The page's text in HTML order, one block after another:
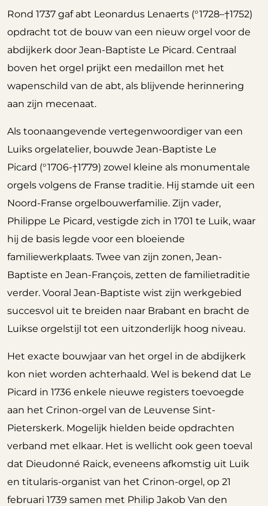
Rond 1737 gaf abt Leonardus Lenaerts (°1728–†1752)
opdracht tot de bouw van een nieuw orgel voor de
abdijkerk door Jean-Baptiste Le Picard. Centraal
boven het orgel prijkt een medaillon met het
wapenschild van de abt, als blijvende herinnering
aan zijn mecenaat.
Als toonaangevende vertegenwoordiger van een
Luiks orgelatelier, bouwde Jean-Baptiste Le
Picard (°1706-†1779) zowel kleine als monumentale
orgels volgens de Franse traditie. Hij stamde uit een
Noord-Franse orgelbouwerfamilie. Zijn vader,
Philippe Le Picard, vestigde zich in 1701 te Luik, waar
hij de basis legde voor een bloeiende
familiewerkplaats. Twee van zijn zonen, Jean-
Baptiste en Jean-François, zetten de familietraditie
verder. Vooral Jean-Baptiste wist zijn werkgebied
succesvol uit te breiden naar Brabant en bracht de
Luikse orgelstijl tot een uitzonderlijk hoog niveau.
Het exacte bouwjaar van het orgel in de abdijkerk
kon niet worden achterhaald. Wel is bekend dat Le
Picard in 1736 enkele nieuwe registers toevoegde
aan het Crinon-orgel van de Leuvense Sint-
Pieterskerk. Mogelijk hielden beide opdrachten
verband met elkaar. Het is wellicht ook geen toeval
dat Dieudonné Raick, eveneens afkomstig uit Luik
en titularis-organist van het Crinon-orgel, op 21
februari 1739 samen met Philip Jakob Van den